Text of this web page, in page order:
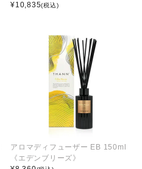
¥10,835(税込)
アロマディフューザー EB 150ml
《エデンブリーズ》